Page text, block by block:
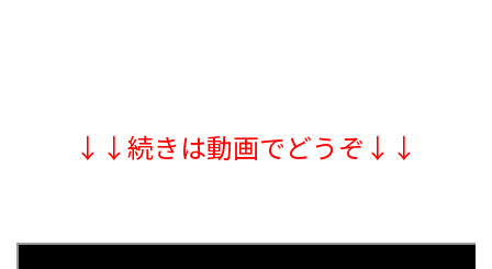
↓↓続きは動画でどうぞ↓↓